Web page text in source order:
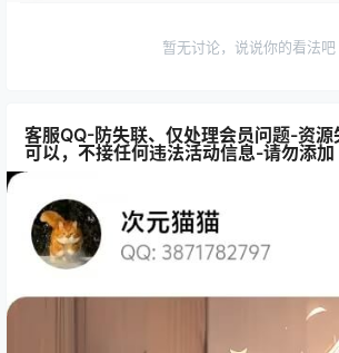
暂无讨论，说说你的看法吧
客服QQ-防失联、仅处理会员问题-资
可以，不接任何违法活动信息-请勿添加